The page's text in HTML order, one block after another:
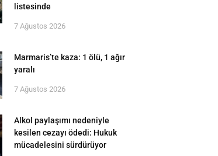
listesinde
7 Ağustos 2026
Marmaris’te kaza: 1 ölü, 1 ağır
yaralı
7 Ağustos 2026
Alkol paylaşımı nedeniyle
kesilen cezayı ödedi: Hukuk
mücadelesini sürdürüyor